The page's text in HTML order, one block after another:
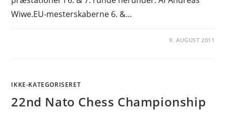
Wiwe.EU-mesterskaberne 6. &…
9. AUGUST 2011
IKKE-KATEGORISERET
22nd Nato Chess Championship